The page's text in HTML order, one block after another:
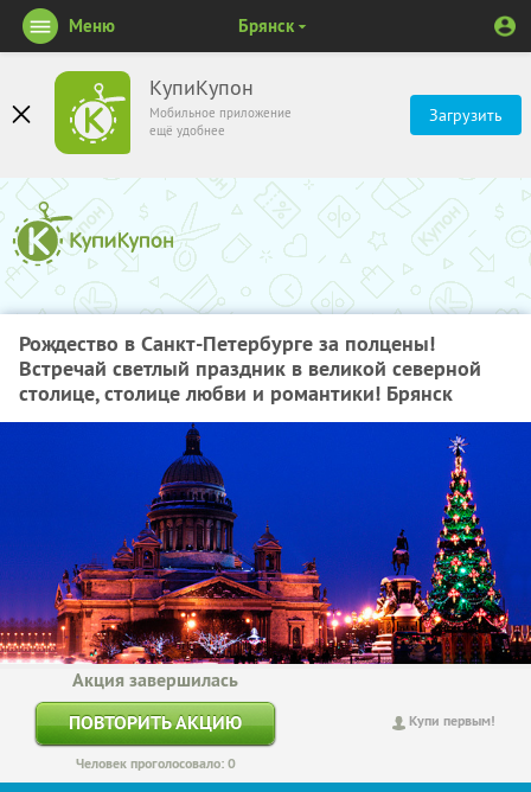
КупиКупон
Мобильное приложение
ещё удобнее
Загрузить
Меню Брянск
Рождество в Санкт-Петербурге за полцены!
Встречай светлый праздник в великой северной
столице, столице любви и романтики! Брянск
Купи первым!
Акция завершилась
ПОВТОРИТЬ АКЦИЮ
Человек проголосовало: 0